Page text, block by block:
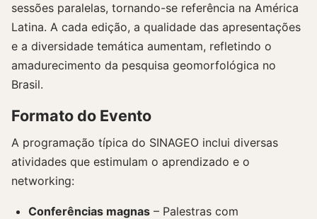
sessões paralelas, tornando-se referência na América
Latina. A cada edição, a qualidade das apresentações
e a diversidade temática aumentam, refletindo o
amadurecimento da pesquisa geomorfológica no
Brasil.
Formato do Evento
A programação típica do SINAGEO inclui diversas
atividades que estimulam o aprendizado e o
networking:
Conferências magnas – Palestras com